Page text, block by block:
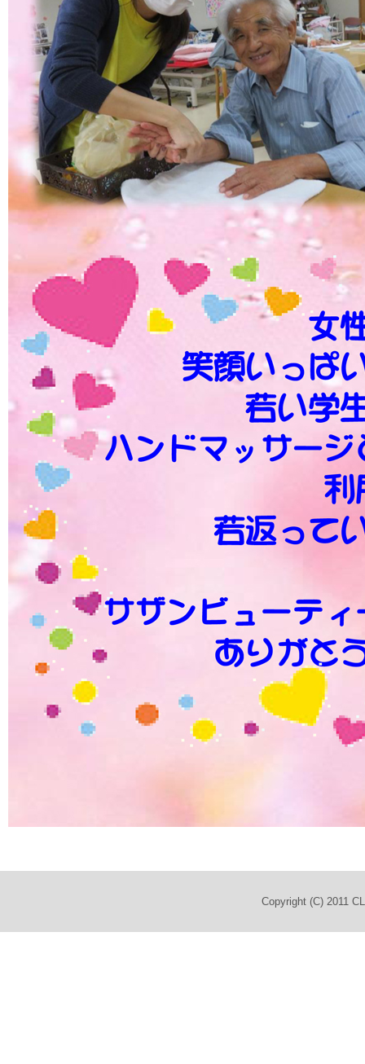
Copyright (C) 2011